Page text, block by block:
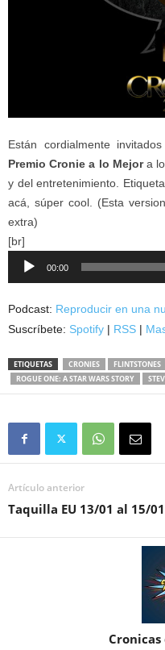
Están cordialmente
Premio Cronie a lo Mejora lo
y del entretenimiento.
acá, súper cool. (Esta
extra)
[br]
Reproductor
00:00
Podcast: Reproducir en una
Suscríbete: Spotify | RSS |
ETIQUETAS CRONIES FLINTSTONES
ROGUE ONE: A STAR WARS STORY
Artículo anterior
Taquilla EU 13/01 al 15/01